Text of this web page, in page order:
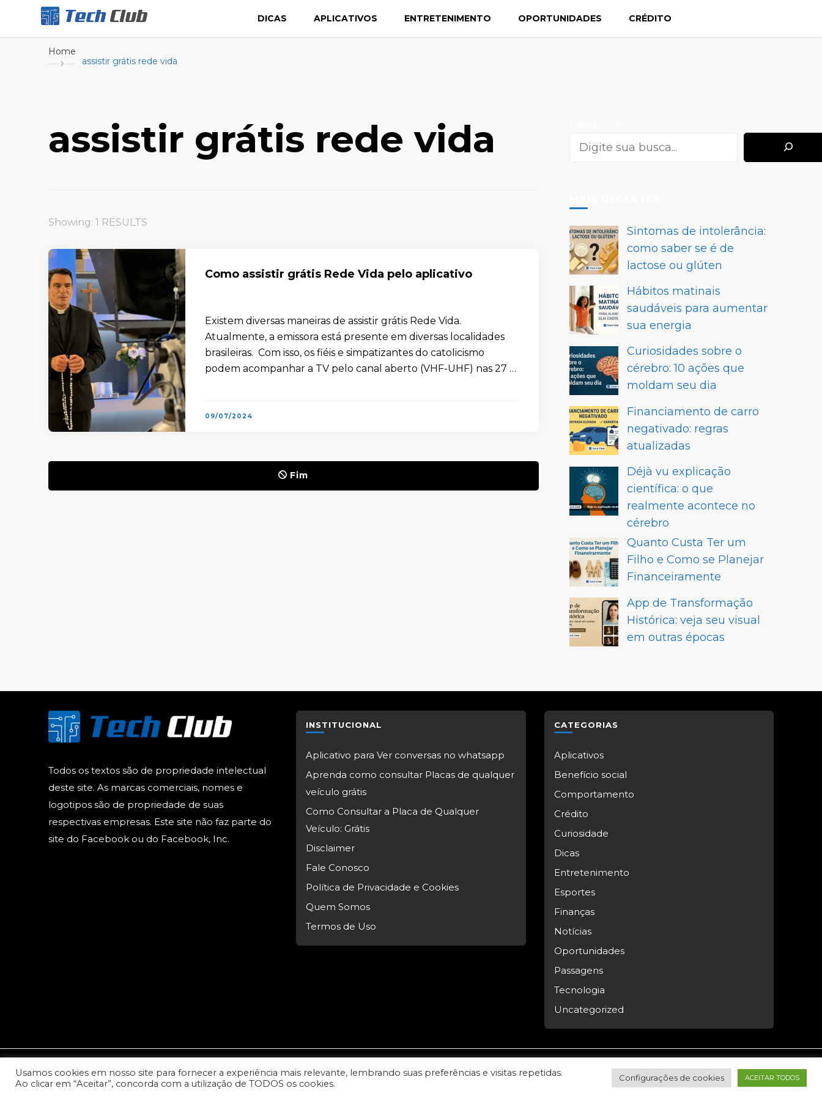
Canal Tech
DICAS APLICATIVOS ENTRETENIMENTO OPORTUNIDADES CRÉDITO
Home
assistir grátis rede vida
assistir grátis rede vida
Showing: 1 RESULTS
Como assistir grátis Rede Vida pelo aplicativo
Existem diversas maneiras de assistir grátis Rede Vida.
Atualmente, a emissora está presente em diversas localidades
brasileiras. Com isso, os fiéis e simpatizantes do catolicismo
podem acompanhar a TV pelo canal aberto (VHF-UHF) nas 27 …
09/07/2024
Fim
Sintomas de intolerância:
como saber se é de
lactose ou glúten
Hábitos matinais
saudáveis para aumentar
sua energia
Curiosidades sobre o
cérebro: 10 ações que
moldam seu dia
Financiamento de carro
negativado: regras
atualizadas
Déjà vu explicação
científica: o que
realmente acontece no
cérebro
Quanto Custa Ter um
Filho e Como se Planejar
Financeiramente
App de Transformação
Histórica: veja seu visual
em outras épocas
Todos os textos são de propriedade intelectual
deste site. As marcas comerciais, nomes e
logotipos são de propriedade de suas
respectivas empresas. Este site não faz parte do
site do Facebook ou do Facebook, Inc.
INSTITUCIONAL
Aplicativo para Ver conversas no whatsapp
Aprenda como consultar Placas de qualquer
veículo grátis
Como Consultar a Placa de Qualquer
Veículo: Grátis
Disclaimer
Fale Conosco
Política de Privacidade e Cookies
Quem Somos
Termos de Uso
CATEGORIAS
Aplicativos
Benefício social
Comportamento
Crédito
Curiosidade
Dicas
Entretenimento
Esportes
Finanças
Notícias
Oportunidades
Passagens
Tecnologia
Uncategorized
© 2023 Copyright: Todos os direitos reservados - Canal Tech.
Usamos cookies em nosso site para fornecer a experiência mais relevante, lembrando suas preferências e visitas repetidas.
Ao clicar em “Aceitar”, concorda com a utilização de TODOS os cookies.
Configurações de cookies ACEITAR TODOS